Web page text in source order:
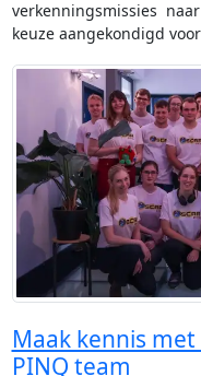
verkenningsmissies
keuze aangekondigd
Maak kennis met
PINQ team